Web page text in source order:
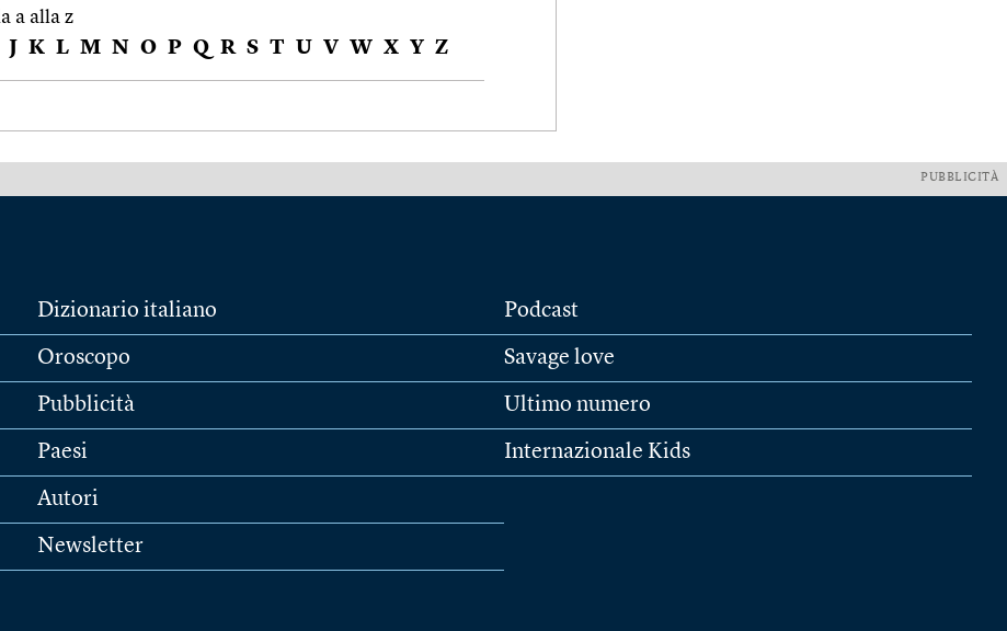
a alla z
J K L M N O P Q R S T U V W X Y Z
PUBBLICITÀ
Dizionario italiano
Oroscopo
Pubblicità
Paesi
Autori
Newsletter
Podcast
Savage love
Ultimo numero
Internazionale Kids